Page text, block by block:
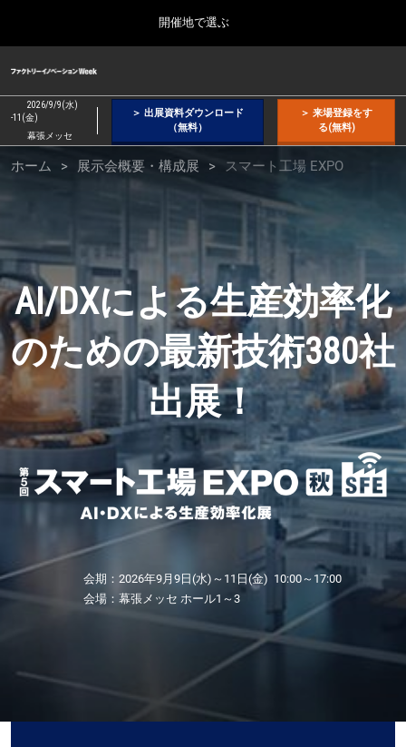
プ
し
て
進
む
to
close
menu.
開催地で選ぶ
幕張メッセ / Makuhari Messe, Japan
2027年02月17日
東京ビッグサイト / Tokyo Big Sight, Japan
2027年05月12日
インテックス大阪 / INTEX Osaka, Japan
【９月】東京展
2026年09月09日
幕張メッセ / Makuhari Messe, Japan
【11月】名古屋展
2026年11月25日
愛知県国際展示場 / Aichi Sky Expo
ー
バ
ル
ナ
ビ
ョ
ン
折
り
た
た
む
2026/9/9(水)
-11(金)
幕張メッセ
＞ 出展資料ダウンロード
（無料）
＞ 来場登録をす
る(無料)
ホーム 展示会概要・構成展 スマート工場 EXPO
製
造
業
向
け
IoT/FA/
ソ
フ
ト
ウ
AI/DXによる生産効率化
のための最新技術380社
出展！
会期：2026年9月9日(水)～11日(金) 10:00～17:00
会場：幕張メッセ ホール1～3